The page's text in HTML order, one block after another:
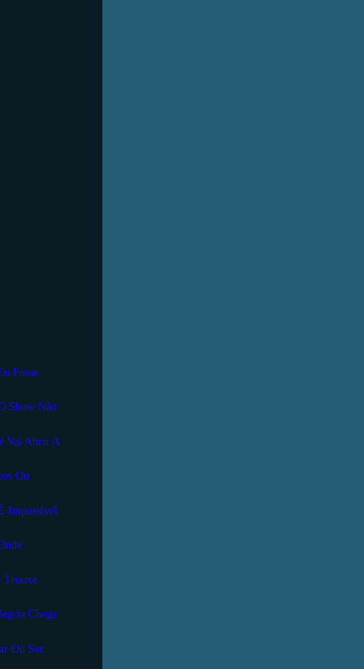
Fosse
Show Não
Vai Abrir A
Ou
Impossível
Trouxe
Chega
Ou Ser